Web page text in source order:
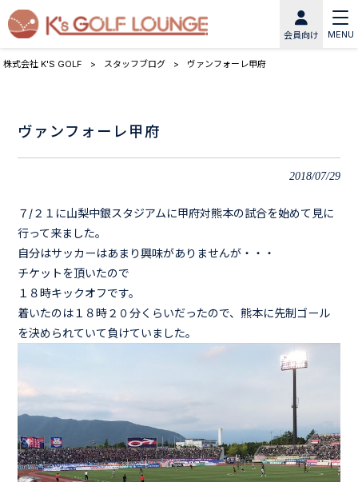
会員向け MENU
株式会社 K'S GOLF > スタッフブログ > ヴァンフォーレ甲府
ヴァンフォーレ甲府
2018/07/29
７/２１に山梨中銀スタジアムに甲府対熊本の試合を始めて見に
行って来ました。
自分はサッカーはあまり興味がありませんが・・・
チケットを頂いたので
１８時キックオフです。
着いたのは１８時２０分くらいだったので、熊本に先制ゴール
を決められていて負けていました。